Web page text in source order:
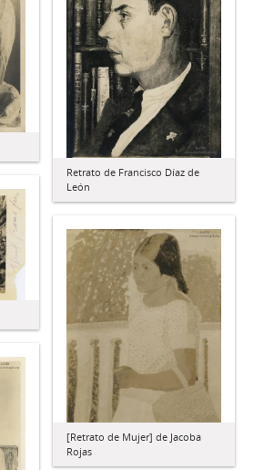
Retrato de Francisco Díaz de
León
[Retrato de Mujer] de Jacoba
Rojas